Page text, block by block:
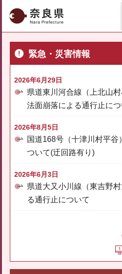
奈良県
緊急・災害情報
2026年6月29日
県道東川河合線（上北山
法面崩落による通行止につ
2026年8月5日
国道168号（十津川村平谷
ついて(迂回路有り)
2026年6月3日
県道大又小川線（東吉野
る通行止について